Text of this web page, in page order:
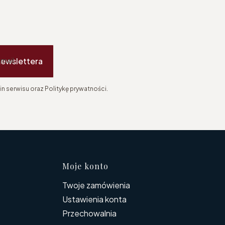
serwisu oraz Politykę prywatności.
Moje konto
Twoje zamówienia
Ustawienia konta
Przechowalnia